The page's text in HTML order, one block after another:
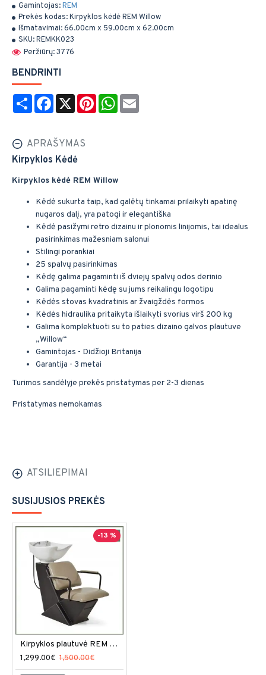
Gamintojas:REM
Prekės kodas:Kirpyklos kėdė REM Willow
Išmatavimai:66.00cm x 59.00cm x 62.00cm
SKU:REMKK023
Peržiūrų: 3776
BENDRINTI
Share Facebook
X PinterestWhatsApp
APRAŠYMAS
Kirpyklos Kėdė
Kirpyklos kėdė REM Willow
Kėdė sukurta taip, kad galėtų tinkamai prilaikyti apatinę
nugaros dalį, yra patogi ir elegantiška
Kėdė pasižymi retro dizainu ir plonomis linijomis, tai idealus
pasirinkimas mažesniam salonui
Stilingi porankiai
25 spalvų pasirinkimas
Kėdę galima pagaminti iš dviejų spalvų odos derinio
Galima pagaminti kėdę su jums reikalingu logotipu
Kėdės stovas kvadratinis ar žvaigždės formos
Kėdės hidraulika pritaikyta išlaikyti svorius virš 200 kg
Galima komplektuoti su to paties dizaino galvos plautuve
„Willow“
Gamintojas - Didžioji Britanija
Garantija - 3 metai
Turimos sandėlyje prekės pristatymas per 2-3 dienas
Pristatymas nemokamas
ATSILIEPIMAI
SUSIJUSIOS PREKĖS
-13 %
Kirpyklos plautuvė REM Willow Baltic
1,299.00€ 1,500.00€